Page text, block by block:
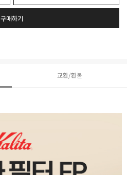
구매하기
교환/환불